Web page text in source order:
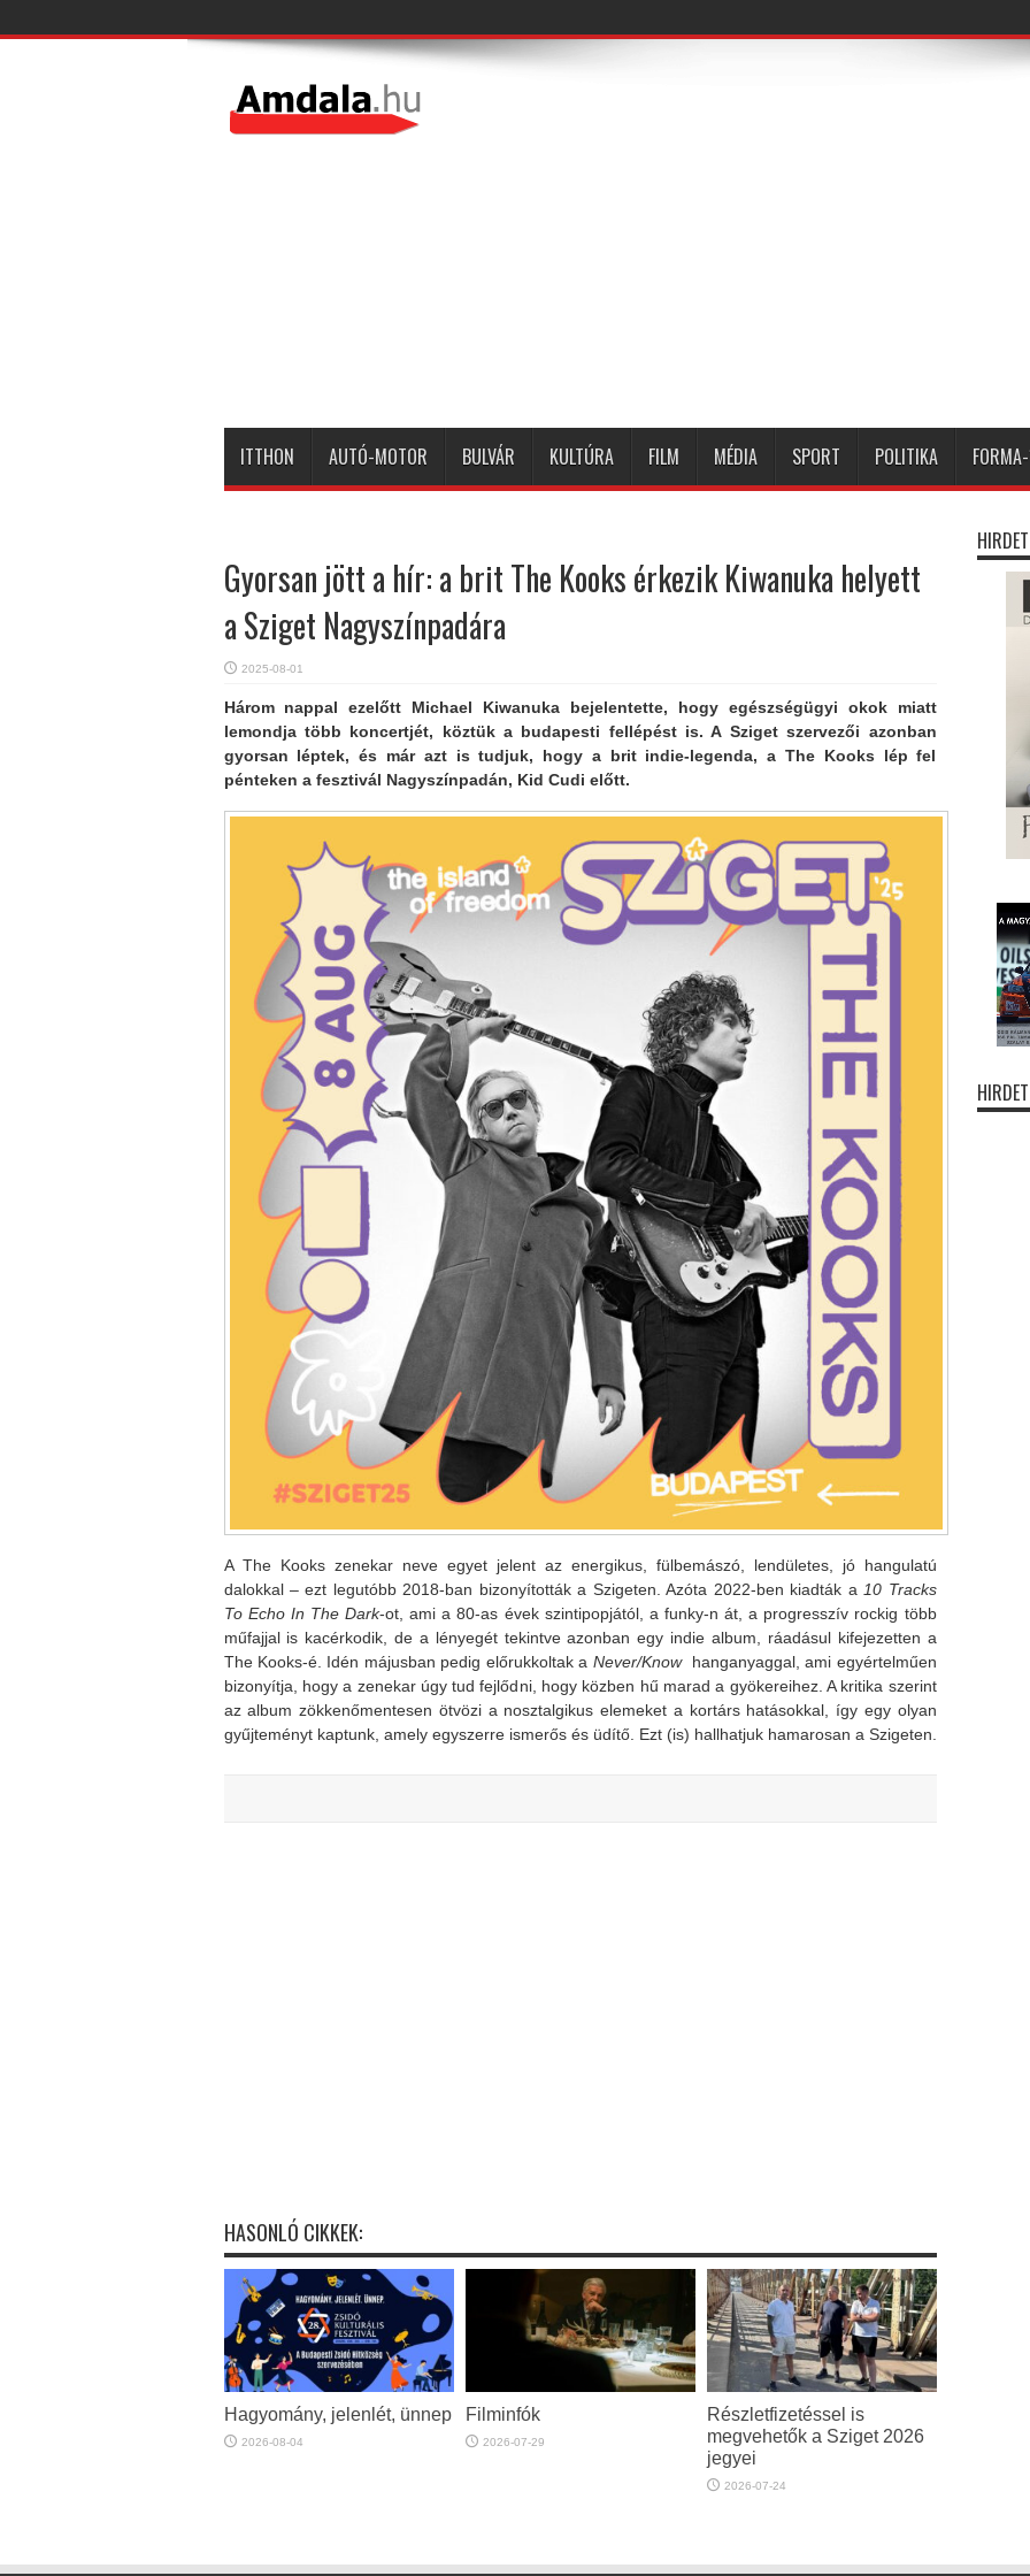
ITTHON AUTÓ-MOTOR BULVÁR KULTÚRA FILM MÉDIA SPORT POLITIKA
Gyorsan jött a hír: a brit The Kooks érkezik Kiwanuka helyett
a Sziget Nagyszínpadára
2025-08-01
Három nappal ezelőtt Michael Kiwanuka bejelentette, hogy egészségügyi okok miatt
lemondja több koncertjét, köztük a budapesti fellépést is. A Sziget szervezői azonban
gyorsan léptek, és már azt is tudjuk, hogy a brit indie-legenda, a The Kooks lép fel
pénteken a fesztivál Nagyszínpadán, Kid Cudi előtt.
A The Kooks zenekar neve egyet jelent az energikus, fülbemászó, lendületes, jó hangulatú
dalokkal – ezt legutóbb 2018-ban bizonyították a Szigeten. Azóta 2022-ben kiadták a 10 Tracks
To Echo In The Dark-ot, ami a 80-as évek szintipopjától, a funky-n át, a progresszív rockig több
műfajjal is kacérkodik, de a lényegét tekintve azonban egy indie album, ráadásul kifejezetten a
The Kooks-é. Idén májusban pedig előrukkoltak a Never/Know hanganyaggal, ami egyértelműen
bizonyítja, hogy a zenekar úgy tud fejlődni, hogy közben hű marad a gyökereihez. A kritika szerint
az album zökkenőmentesen ötvözi a nosztalgikus elemeket a kortárs hatásokkal, így egy olyan
gyűjteményt kaptunk, amely egyszerre ismerős és üdítő. Ezt (is) hallhatjuk hamarosan a Szigeten.
HASONLÓ CIKKEK:
Hagyomány, jelenlét, ünnep
2026-08-04
Filminfók
2026-07-29
Részletfizetéssel is
megvehetők a Sziget 2026
jegyei
2026-07-24